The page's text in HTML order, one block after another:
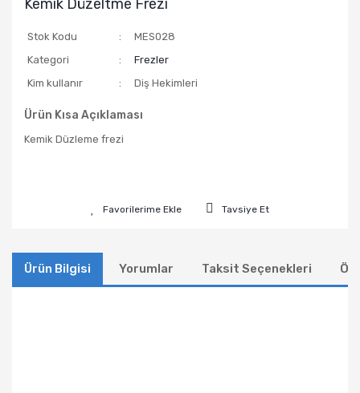
Kemik Düzeltme Frezi
Stok Kodu
MES028
Kategori
Frezler
Kim kullanır
Diş Hekimleri
Ürün Kısa Açıklaması
Kemik Düzleme frezi
Tavsiye Et
Ürün Bilgisi Yorumlar Taksit Seçenekleri